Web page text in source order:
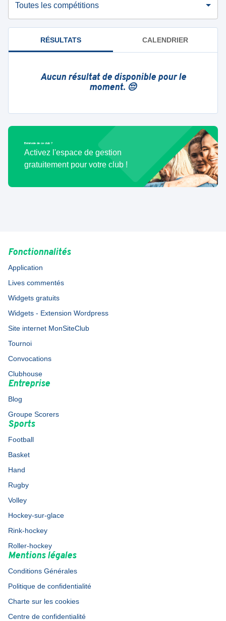
Toutes les compétitions
RÉSULTATS CALENDRIER
Aucun résultat de disponible pour le
moment. 😔
Bénévole de ce club ?
Activez l'espace de gestion
gratuitement pour votre club !
Fonctionnalités
Application
Lives commentés
Widgets gratuits
Widgets - Extension Wordpress
Site internet MonSiteClub
Tournoi
Convocations
Clubhouse
Entreprise
Blog
Groupe Scorers
Sports
Football
Basket
Hand
Rugby
Volley
Hockey-sur-glace
Rink-hockey
Roller-hockey
Mentions légales
Conditions Générales
Politique de confidentialité
Charte sur les cookies
Centre de confidentialité